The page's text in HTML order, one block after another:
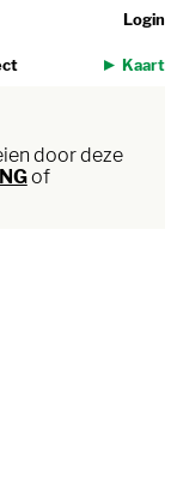
Kaart
Login
door deze
of